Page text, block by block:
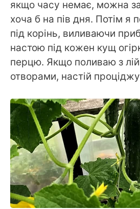
якщо часу немає, можна
хоча б на пів дня. Потім я
під корінь, виливаючи
настою під кожен кущ
перцю. Якщо поливаю з
отворами, настій